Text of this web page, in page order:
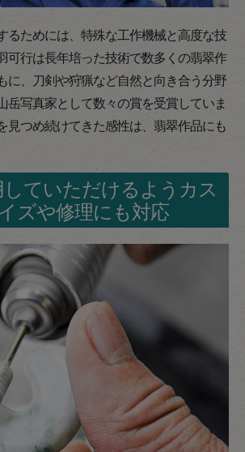
るためには、特殊な工作機械と高度な技
可行は長年培った技術で数多くの翡翠作
に、刀剣や狩猟など自然と向き合う分野
岳写真家として数々の賞を受賞していま
見つめ続けてきた感性は、翡翠作品にも
ていただけるようカス
ズや修理にも対応